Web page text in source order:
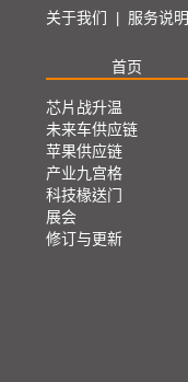
关于我们 服务说明
首页
芯片战升温
未来车供应链
苹果供应链
产业九宫格
科技椽送门
展会
修订与更新